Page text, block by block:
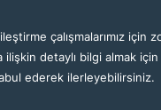
çalışmalarımız
ilişkin detaylı bilgi almak için
ederek ilerleyebilirsiniz.